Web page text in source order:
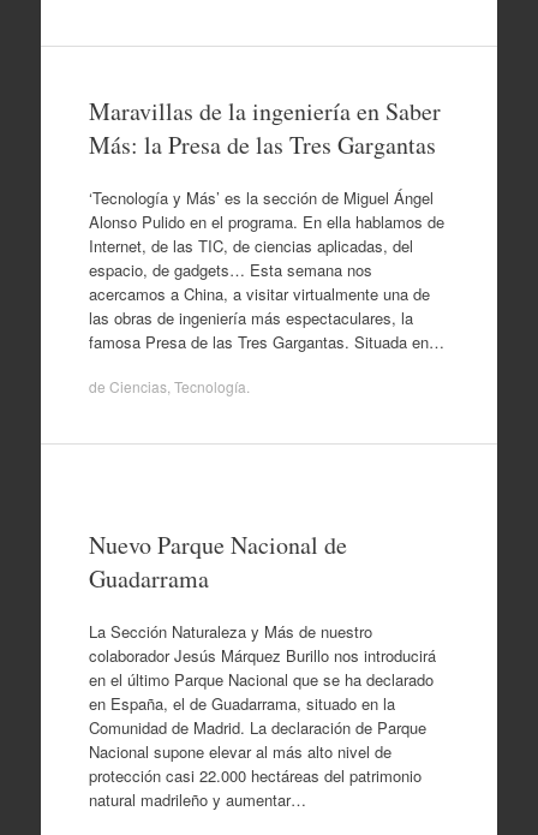
Maravillas de la ingeniería en Saber
Más: la Presa de las Tres Gargantas
‘Tecnología y Más’ es la sección de Miguel Ángel
Alonso Pulido en el programa. En ella hablamos de
Internet, de las TIC, de ciencias aplicadas, del
espacio, de gadgets… Esta semana nos
acercamos a China, a visitar virtualmente una de
las obras de ingeniería más espectaculares, la
famosa Presa de las Tres Gargantas. Situada en…
de Ciencias, Tecnología
Nuevo Parque Nacional de
Guadarrama
La Sección Naturaleza y Más de nuestro
colaborador Jesús Márquez Burillo nos introducirá
en el último Parque Nacional que se ha declarado
en España, el de Guadarrama, situado en la
Comunidad de Madrid. La declaración de Parque
Nacional supone elevar al más alto nivel de
protección casi 22.000 hectáreas del patrimonio
natural madrileño y aumentar…